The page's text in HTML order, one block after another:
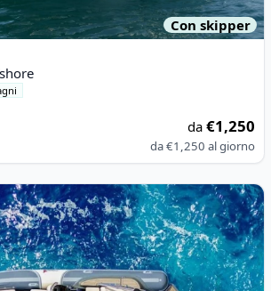
Con skipper
da€1,250
da€1,250 al giorno
RIB 780 (2006)